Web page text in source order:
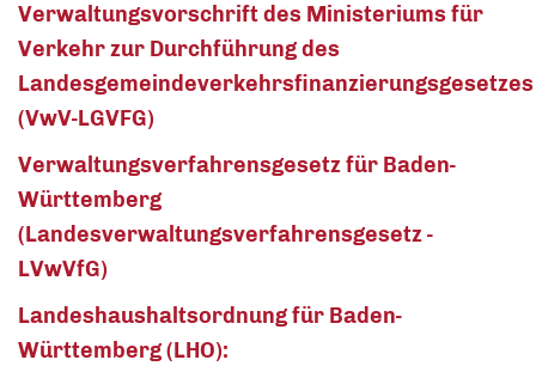
Verwaltungsvorschrift des Ministeriums für
Verkehr zur Durchführung des
Landesgemeindeverkehrsfinanzierungsgesetzes
(VwV-LGVFG)
Verwaltungsverfahrensgesetz für Baden-
Württemberg
(Landesverwaltungsverfahrensgesetz -
LVwVfG)
Landeshaushaltsordnung für Baden-
Württemberg (LHO):